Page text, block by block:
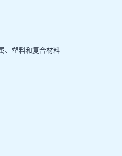
、塑料和复合材料